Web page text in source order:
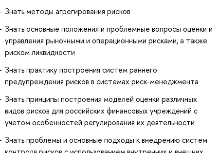
Знать методы агрегирования рисков
Знать основные положения и проблемные вопросы оценки и
управления рыночными и операционными рисками, а также
риском ликвидности
Знать практику построения систем раннего
предупреждения рисков в системах риск-менеджмента
Знать принципы построения моделей оценки различных
видов рисков для российских финансовых учреждений с
учетом особенностей регулирования их деятельности
Знать проблемы и основные подходы к внедрению систем